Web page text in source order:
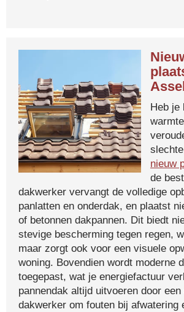
Heb je
nieuw
de
dakwerker vervangt de volledige
panlatten en onderdak, en plaatst
of betonnen dakpannen. Dit biedt
stevige bescherming tegen regen,
maar zorgt ook voor een visuele
woning. Bovendien wordt moderne
toegepast, wat je energiefactuur
pannendak altijd uitvoeren door een
dakwerker om fouten bij afwatering